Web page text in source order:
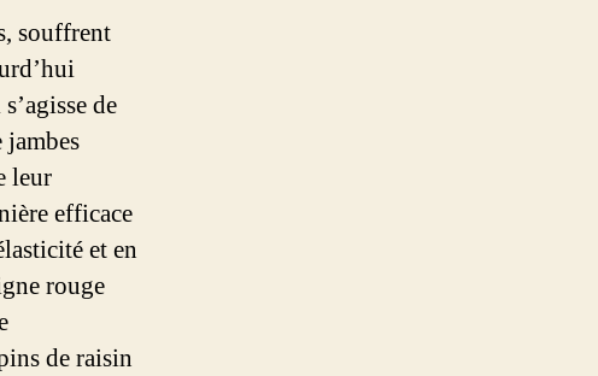
souffrent
de
leur
efficace
et en
rouge
de raisin